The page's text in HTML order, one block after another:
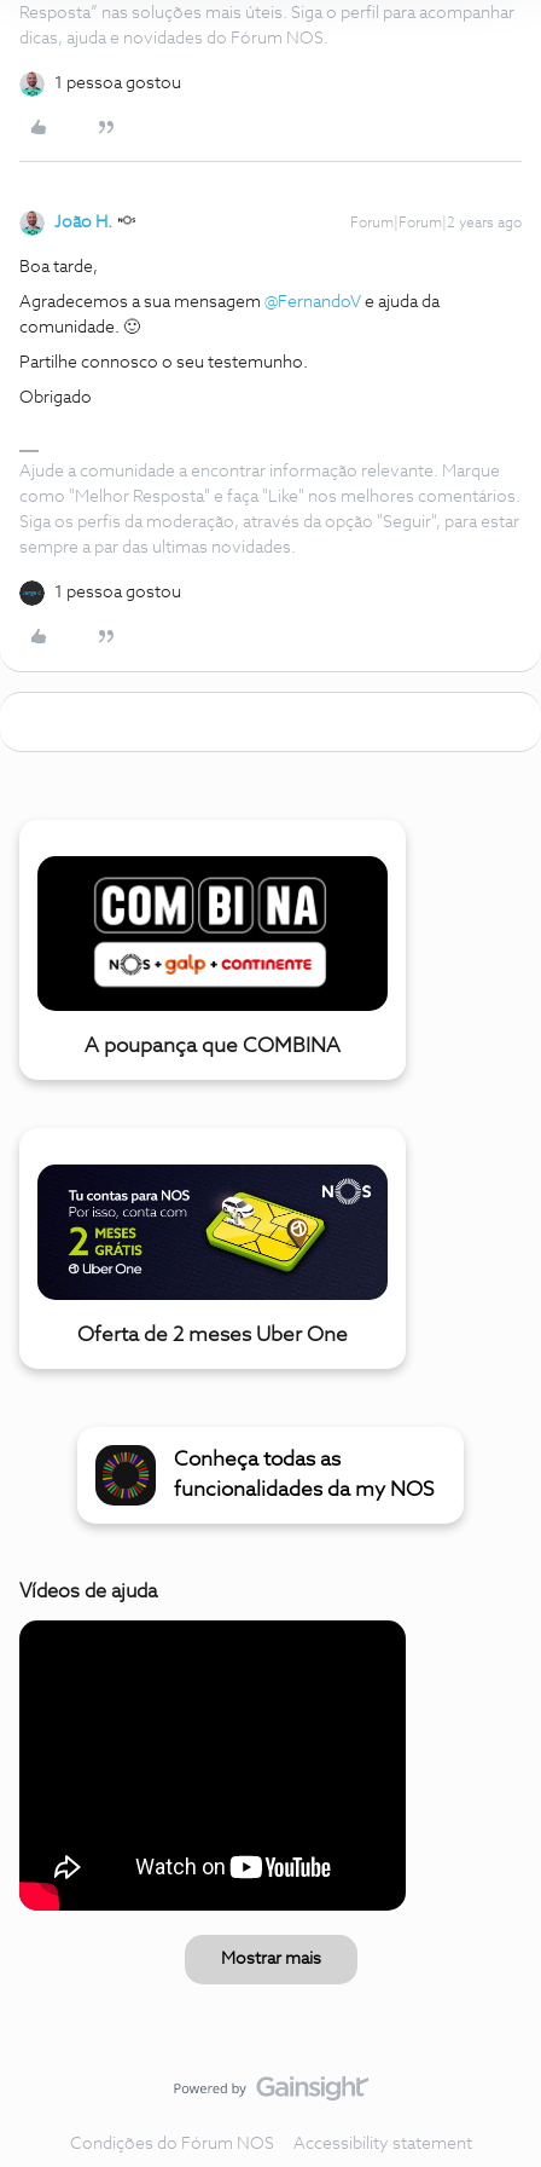
Resposta” nas soluções mais úteis. Siga o perfil para acompanhar
dicas, ajuda e novidades do Fórum NOS.
1 pessoa gostou
João H. Forum|Forum|2 years ago
Boa tarde,
Agradecemos a sua mensagem @FernandoV e ajuda da
comunidade. 🙂
Partilhe connosco o seu testemunho.
Obrigado
Ajude a comunidade a encontrar informação relevante. Marque
como "Melhor Resposta" e faça "Like" nos melhores comentários.
Siga os perfis da moderação, através da opção "Seguir", para estar
sempre a par das ultimas novidades.
1 pessoa gostou
A poupança que COMBINA
Oferta de 2 meses Uber One
Conheça todas as
funcionalidades da my NOS
Vídeos de ajuda
Mostrar mais
Condições do Fórum NOS Accessibility statement